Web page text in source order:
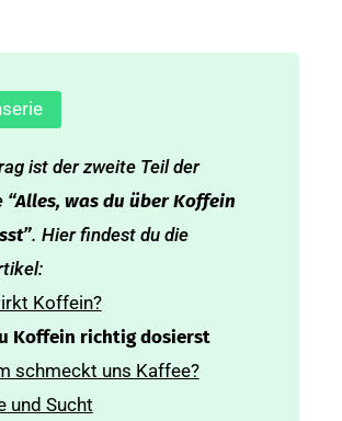
ist der zweite Teil der
“Alles, was du über Koffein
. Hier findest du die
Koffein?
Koffein richtig dosierst
schmeckt uns Kaffee?
und Sucht